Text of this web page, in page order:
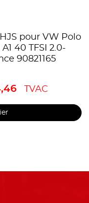
pour VW Polo
40 TFSI 2.0-
90821165
TVAC